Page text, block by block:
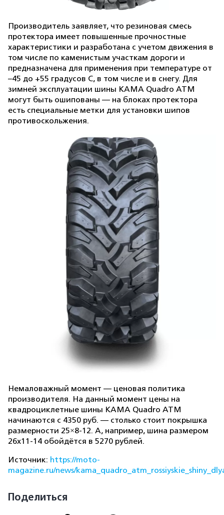
Производитель заявляет, что резиновая смесь
протектора имеет повышенные прочностные
характеристики и разработана с учетом движения в
том числе по каменистым участкам дороги и
предназначена для применения при температуре от
–45 до +55 градусов С, в том числе и в снегу. Для
зимней эксплуатации шины KAMA Quadro ATM
могут быть ошипованы — на блоках протектора
есть специальные метки для установки шипов
противоскольжения.
Немаловажный момент — ценовая политика
производителя. На данный момент цены на
квадроциклетные шины KAMA Quadro ATM
начинаются с 4350 руб. — столько стоит покрышка
размерности 25×8-12. А, например, шина размером
26х11-14 обойдётся в 5270 рублей.
Источник: https://moto-
magazine.ru/news/
Поделиться